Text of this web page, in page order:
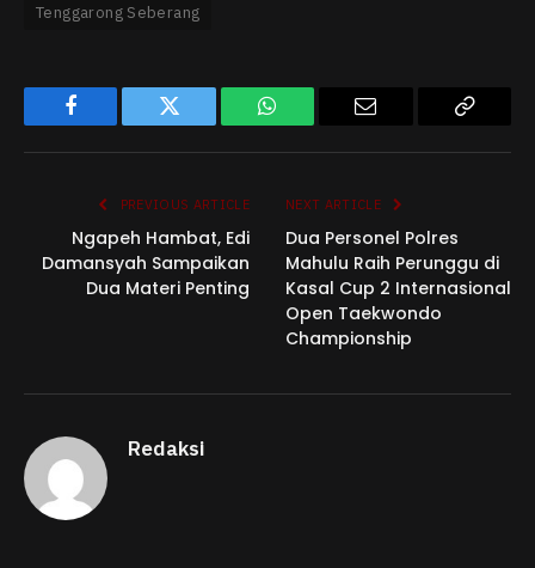
Tenggarong Seberang
Facebook Twitter WhatsApp Email
Copy
PREVIOUS ARTICLE
Ngapeh Hambat, Edi
Damansyah Sampaikan
Dua Materi Penting
NEXT ARTICLE
Dua Personel Polres
Mahulu Raih Perunggu di
Kasal Cup 2 Internasional
Open Taekwondo
Championship
Redaksi